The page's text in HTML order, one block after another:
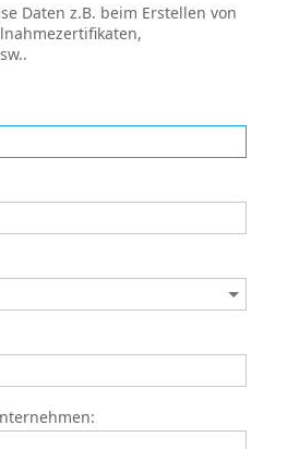
Daten z.B. beim Erstellen von